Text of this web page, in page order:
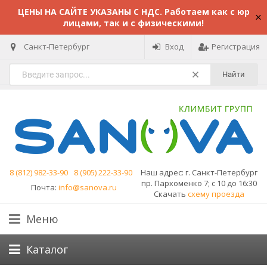
ЦЕНЫ НА САЙТЕ УКАЗАНЫ С НДС. Работаем как с юр
лицами, так и с физическими!
Санкт-Петербург Вход Регистрация
Найти
8 (812) 982-33-90
8 (905) 222-33-90
Почта: info@sanova.ru
Наш адрес: г. Санкт-Петербург
пр. Пархоменко 7; с 10 до 16:30
Скачать схему проезда
Меню
Каталог